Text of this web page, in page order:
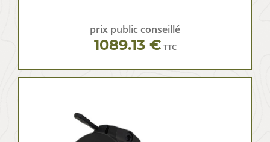
prix public conseillé
1089.13 € TTC